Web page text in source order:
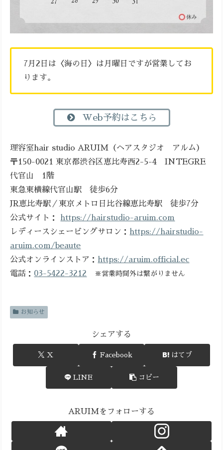
7月2日は〈海の日〉は月曜日ですが営業してお
ります。
Web予約はこちら
理容室hair studio ARUIM（ヘアスタジオ アルム）
〒150-0021 東京都渋谷区恵比寿西2-5-4 INTEGRE
代官山 1階
東急東横線代官山駅 徒歩6分
JR恵比寿駅／東京メトロ日比谷線恵比寿駅 徒歩7分
公式サイト：
https://hairstudio-aruim.com
レディースシェービングサロン：
https://hairstudio-
aruim.com/beaute
公式オンラインストア：
https://aruim.official.ec
電話： 03-5422-3212 ※営業時間外は繋がりません
お知らせ
シェアする
X Facebook はてブ
LINE コピー
ARUIMをフォローする